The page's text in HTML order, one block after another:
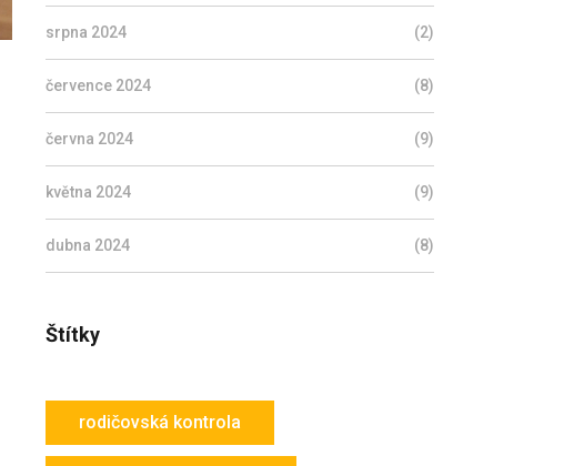
srpna 2024 (2)
července 2024 (8)
června 2024 (9)
května 2024 (9)
dubna 2024 (8)
Štítky
rodičovská kontrola